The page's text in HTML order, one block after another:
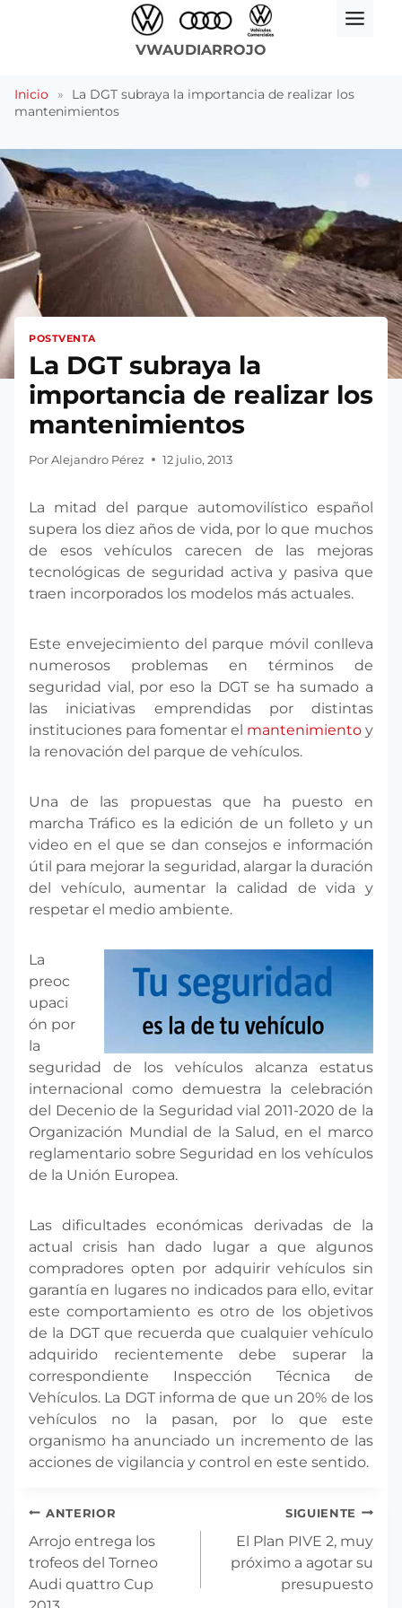
VWAUDIARROJO
Inicio »
La DGT subraya la importancia de realizar los
mantenimientos
POSTVENTA
La DGT subraya la
importancia de realizar los
mantenimientos
Por Alejandro Pérez 12 julio, 2013
La mitad del parque automovilístico español
supera los diez años de vida, por lo que muchos
de esos vehículos carecen de las mejoras
tecnológicas de seguridad activa y pasiva que
traen incorporados los modelos más actuales.
Este envejecimiento del parque móvil conlleva
numerosos problemas en términos de
seguridad vial, por eso la DGT se ha sumado a
las iniciativas emprendidas por distintas
instituciones para fomentar el mantenimiento y
la renovación del parque de vehículos.
Una de las propuestas que ha puesto en
marcha Tráfico es la edición de un folleto y un
video en el que se dan consejos e información
útil para mejorar la seguridad, alargar la duración
del vehículo, aumentar la calidad de vida y
respetar el medio ambiente.
La
preoc
upaci
ón por
la
seguridad de los vehículos alcanza estatus
internacional como demuestra la celebración
del Decenio de la Seguridad vial 2011-2020 de la
Organización Mundial de la Salud, en el marco
reglamentario sobre Seguridad en los vehículos
de la Unión Europea.
Las dificultades económicas derivadas de la
actual crisis han dado lugar a que algunos
compradores opten por adquirir vehículos sin
garantía en lugares no indicados para ello, evitar
este comportamiento es otro de los objetivos
de la DGT que recuerda que cualquier vehículo
adquirido recientemente debe superar la
correspondiente Inspección Técnica de
Vehículos. La DGT informa de que un 20% de los
vehículos no la pasan, por lo que este
organismo ha anunciado un incremento de las
acciones de vigilancia y control en este sentido.
Navegación
de
entradas
ANTERIOR
Arrojo entrega los
trofeos del Torneo
Audi quattro Cup
SIGUIENTE
El Plan PIVE 2, muy
próximo a agotar su
presupuesto